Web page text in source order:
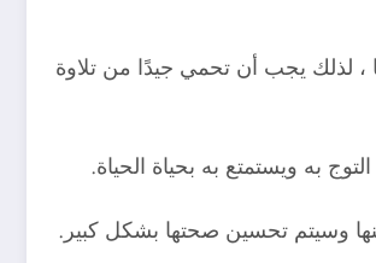
، لذلك يجب أن تحمي جيدًا من تلاوة
به ويستمتع به بحياة الحياة.
وسيتم تحسين صحتها بشكل كبير.